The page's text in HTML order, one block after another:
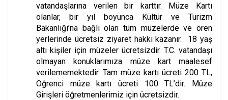
vatandaşlarına verilen bir karttır. Müze Kartı
olanlar, bir yıl boyunca Kültür ve Turizm
Bakanlığı’na bağlı olan tüm müzelerde ve ören
yerlerinde ücretsiz ziyaret hakkı kazanır. 18 yaş
altı kişiler için müzeler ücretsizdir. T.C. vatandaşı
olmayan konuklarımıza müze kart maalesef
verilememektedir. Tam müze kartı ücreti 200 TL,
Öğrenci müze kartı ücreti 100 TL’dir. Müze
Girişleri öğretmenlerimiz için ücretsizdir.